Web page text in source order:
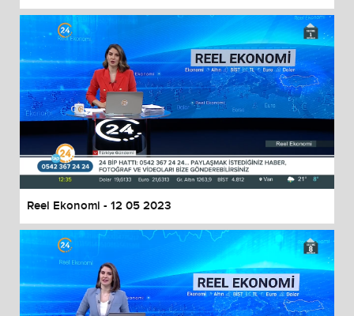
Reel Ekonomi - 12 05 2023